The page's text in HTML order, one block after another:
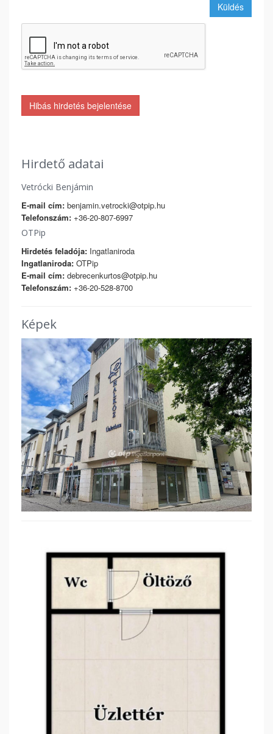
Küldés
Hibás hirdetés bejelentése
Hirdető adatai
Vetrócki Benjámin
E-mail cím: benjamin.vetrocki@otpip.hu
Telefonszám: +36-20-807-6997
OTPip
Hirdetés feladója: Ingatlaniroda
Ingatlaniroda: OTPip
E-mail cím: debrecenkurtos@otpip.hu
Telefonszám: +36-20-528-8700
Képek